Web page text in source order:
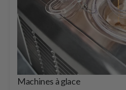
Machines à glace